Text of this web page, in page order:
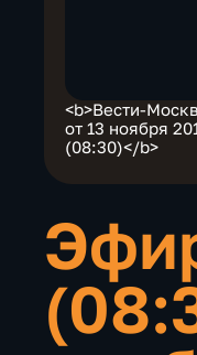
<b>Вести-
от 13 ноября
(08:30)</b>